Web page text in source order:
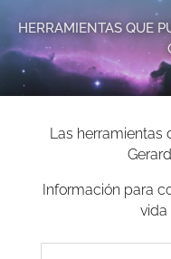
HERRAMIENTAS QUE
Las
Información para
vida